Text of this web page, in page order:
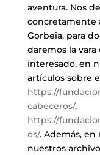
aventura. Nos
concretamente
Gorbeia, para
daremos la
interesado, en
artículos sobre
https://
cabeceros/,
https://
os/. Además, en
nuestros